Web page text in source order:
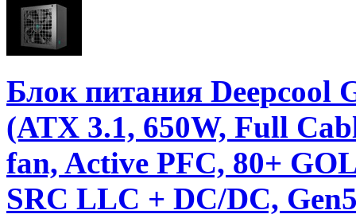
Блок питания Deepcool
(ATX 3.1, 650W, Full
fan, Active PFC, 80+
SRC LLC + DC/DC,